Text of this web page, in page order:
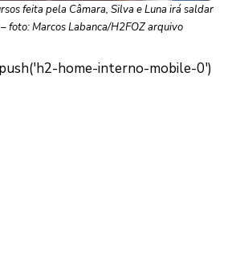
feita pela Câmara, Silva e Luna irá saldar
foto: Marcos Labanca/H2FOZ arquivo